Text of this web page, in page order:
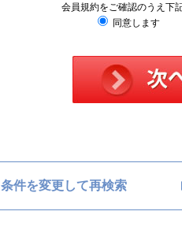
会員規約をご確認のうえ下
同意します
条件を変更して再検索